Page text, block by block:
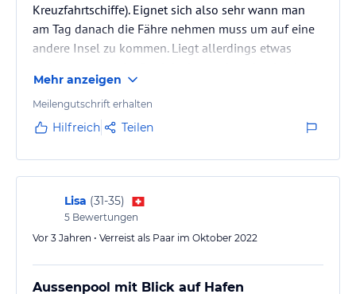
Kreuzfahrtschiffe). Eignet sich also sehr wann man
am Tag danach die Fähre nehmen muss um auf eine
andere Insel zu kommen. Liegt allerdings etwas
die Möglichkeit Bus oder Wassertaxi von dort bis zum
Old Port zu nehmen. Wir haben ein Upgrade
bekommen. Allerdings glaube ich dass ech nur daran
Mehr anzeigen
Meilengutschrift erhalten
Hilfreich Teilen
Lisa (31-35)
5 Bewertungen
Vor 3 Jahren • Verreist als Paar im Oktober 2022
Aussenpool mit Blick auf Hafen